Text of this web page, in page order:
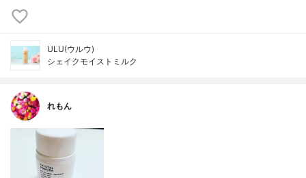
ULU(ウルウ)
シェイクモイストミルク
れもん